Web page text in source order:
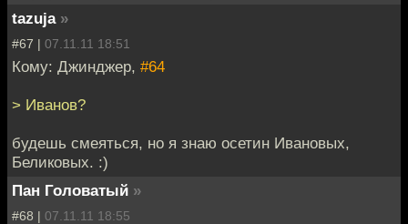
tazuja »
#67 | 07.11.11 18:51
Кому: Джинджер, #64
> Иванов?
будешь смеяться, но я знаю осетин Ивановых,
Беликовых. :)
Пан Головатый »
#68 | 07.11.11 18:55